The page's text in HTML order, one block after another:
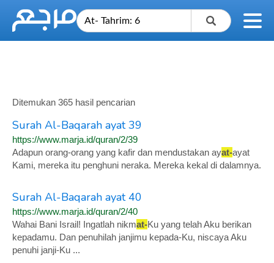
Ditemukan 365 hasil pencarian
Surah Al-Baqarah ayat 39
https://www.marja.id/quran/2/39
Adapun orang-orang yang kafir dan mendustakan ayat-ayat
Kami, mereka itu penghuni neraka. Mereka kekal di dalamnya.
Surah Al-Baqarah ayat 40
https://www.marja.id/quran/2/40
Wahai Bani Israil! Ingatlah nikmat-Ku yang telah Aku berikan
kepadamu. Dan penuhilah janjimu kepada-Ku, niscaya Aku
penuhi janji-Ku ...